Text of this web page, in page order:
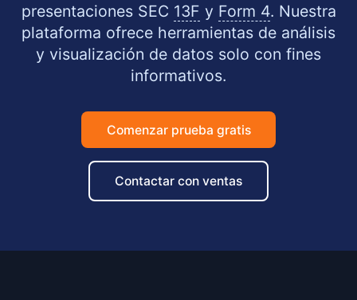
presentaciones SEC 13F y Form 4. Nuestra
plataforma ofrece herramientas de análisis
y visualización de datos solo con fines
informativos.
Comenzar prueba gratis
Contactar con ventas